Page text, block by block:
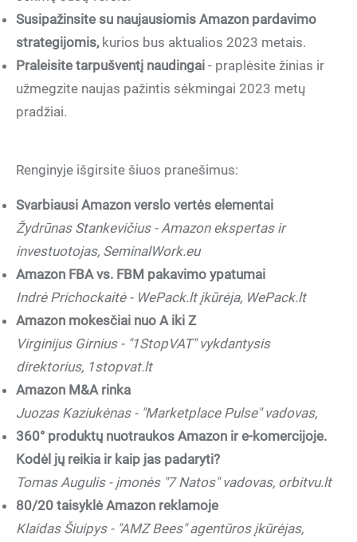
Susipažinsite su naujausiomis Amazon pardavimo
strategijomis,kurios bus aktualios 2023 metais.
Praleisite tarpušventį naudingai - praplėsite žinias ir
užmegzite naujas pažintis sėkmingai 2023 metų
pradžiai.
Renginyje išgirsite šiuos pranešimus:
Svarbiausi Amazon verslo vertės elementai
Žydrūnas Stankevičius - Amazon ekspertas ir
investuotojas, SeminalWork.eu
Amazon FBA vs. FBM pakavimo ypatumai
Indrė Prichockaitė - WePack.lt įkūrėja, WePack.lt
Amazon mokesčiai nuo A iki Z
Virginijus Girnius - "1StopVAT" vykdantysis
direktorius, 1stopvat.lt
Amazon M&A rinka
Juozas Kaziukėnas - "Marketplace Pulse" vadovas,
360° produktų nuotraukos Amazon ir e-komercijoje.
Kodėl jų reikia ir kaip jas padaryti?
Tomas Augulis - įmonės "7 Natos" vadovas, orbitvu.lt
80/20 taisyklė Amazon reklamoje
Klaidas Šiuipys - "AMZ Bees" agentūros įkūrėjas,